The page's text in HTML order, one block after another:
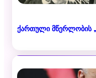
ქართული მწერლობის